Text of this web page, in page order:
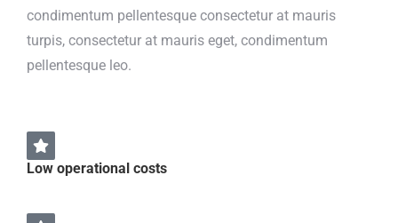
condimentum pellentesque consectetur at mauris
turpis, consectetur at mauris eget, condimentum
pellentesque leo.
Low operational costs